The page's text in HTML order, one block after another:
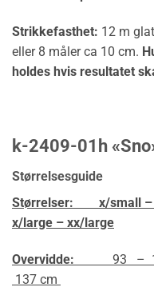
Strikkefasthet: 12 m
eller 8 måler ca 10 cm.
holdes hvis resultatet
k-2409-01h
Størrelsesguide
Størrelser: x/small
x/large – xx/large
Overvidde:
93 –
137 cm